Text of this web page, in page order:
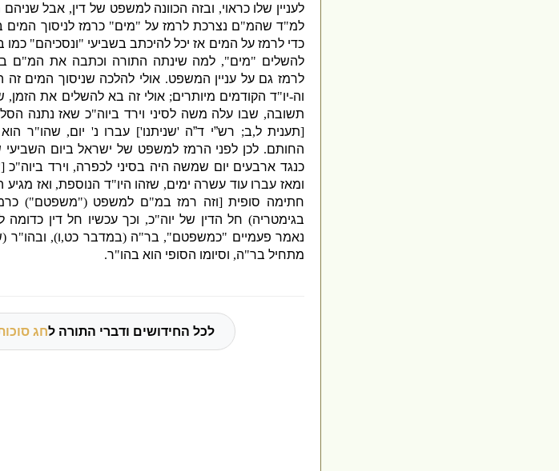
לעניין שלו כראוי, ובזה הכוונה למשפט של דין, אבל
למ"ד שהמ"ם נצרכת לרמז על "מים"כרמז לניסוך המים
כדי לרמז על המים אז יכל להיכתב בשביעי "ונסכיהם"כמו
להשלים "מים", למה שינתה התורה וכתבה את המ"ם ב
לרמז גם על עניין המשפט. אולי להלכה שניסוך המים זה
וה-יו"ד הקודמים מיותרים;אולי זה בא להשלים את הזמן,
תשובה, שבו עלה משה לסיני וירד ביוה"כ שאז נתנה
[תענית ל,ב; רש”י ד”ה'שניתנו'] עברו נ' יום, שהו"ר
החותם. לכן לפני הרמז למשפט של ישראל ביום השביעי
כנגד ארבעים יום שמשה היה בסיני לכפרה, וירד ביוה"כ[
ומאז עברו עוד עשרה ימים, שזהו היו"ד הנוספת, ואז מגיע
חתימה סופית[וזה רמז במ"ם למשפט("משפטם")
בגימטריה) חל הדין של יוה"כ, וכך עכשיו חל דין כדומה
נאמר פעמיים "כמשפטם", בר"ה(במדבר כט,ו), ובהו"ר (
מתחיל בר"ה, וסיומו הסופי הוא בהו"ר.
לכל החידושים ודברי התורה לחג